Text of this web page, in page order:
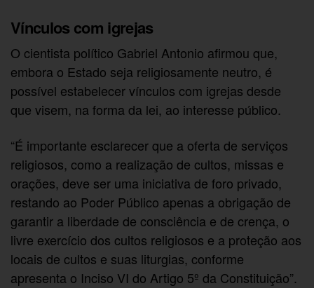
Vínculos com igrejas
O cientista político Gabriel Antonio afirmou que,
embora o Estado seja religiosamente neutro, é
possível estabelecer vínculos com igrejas desde
que visem, na forma da lei, ao interesse público.
“É importante esclarecer que a oferta de serviços
religiosos, como a realização de cultos, missas e
orações, deve ser uma iniciativa de foro privado,
restando ao Poder Público apenas a obrigação de
garantir a liberdade de consciência e de crença, o
livre exercício dos cultos religiosos e a proteção aos
locais de cultos e suas liturgias, conforme
apresenta o Inciso VI do Artigo 5º da Constituição”.